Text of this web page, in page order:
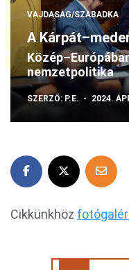
VAJDASÁG/SZABADKA
A
nemzetpolitika
SZERZŐ: P.E. 2024.
Cikkünkhöz